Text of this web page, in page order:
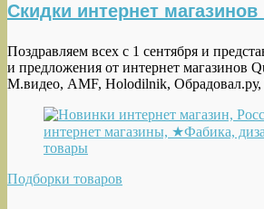
Скидки интернет магазинов
Поздравляем всех с 1 сентября и
и предложения от интернет магазинов
М.видео, AMF, Holodilnik,
Подборки товаров